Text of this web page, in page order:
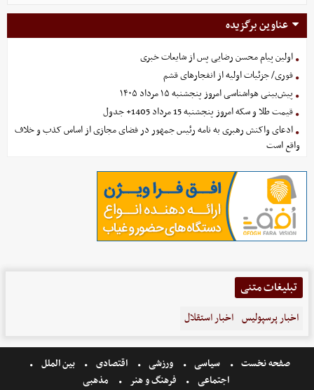
عناوین برگزیده
اولین پیام محسن رضایی پس از شایعات خبری
فوری/ جزئیات اولیه از انفجارهای قشم
پیش‌بینی هواشناسی امروز پنجشنبه ۱۵ مرداد ۱۴۰۵
قیمت طلا و سکه امروز پنجشنبه 15 مرداد 1405+ جدول
ادعای واکنش رهبری به نامه رئیس جمهور در فضای مجازی از اساس کذب و خلاف
واقع است
تبلیغات متنی
اخبار پرسپولیس اخبار استقلال
صفحه نخست سیاسی ورزشی اقتصادی
بین الملل
اجتماعی
فرهنگ و هنر مذهبی